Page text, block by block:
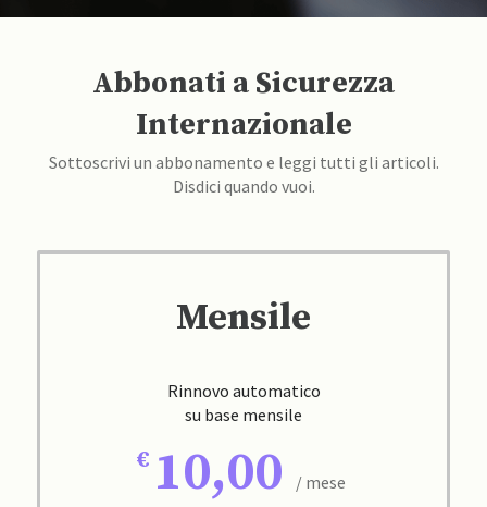
Abbonati a Sicurezza
Internazionale
Sottoscrivi un abbonamento e leggi tutti gli articoli.
Disdici quando vuoi.
Mensile
Rinnovo automatico
su base mensile
10,00 / mese